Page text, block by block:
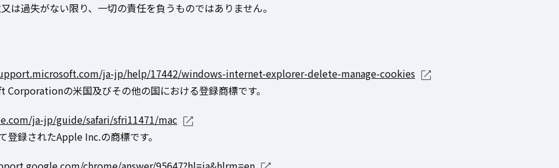
は過失がない限り、一切の責任を負うものではありません。
ja-jp/help/17442/windows-internet-explorer-delete-manage-cookies
の米国及びその他の国における登録商標です。
ja-jp/guide/safari/sfri11471/mac
録されたApple Inc.の商標です。